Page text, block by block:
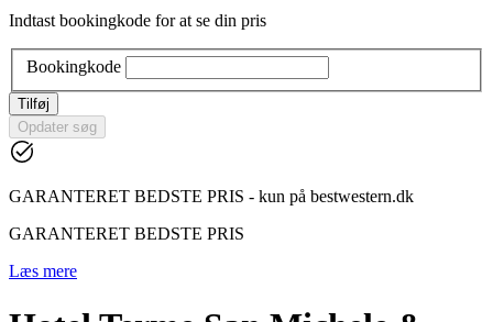
Indtast bookingkode for at se din pris
Bookingkode
Tilføj
Opdater søg
GARANTERET BEDSTE PRIS - kun på bestwestern.dk
GARANTERET BEDSTE PRIS
Læs mere